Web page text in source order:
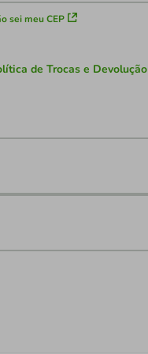
sei meu CEP
de Trocas e Devolução